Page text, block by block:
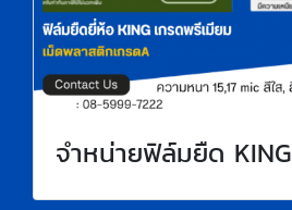
จำหน่ายฟิล์มยืด KING